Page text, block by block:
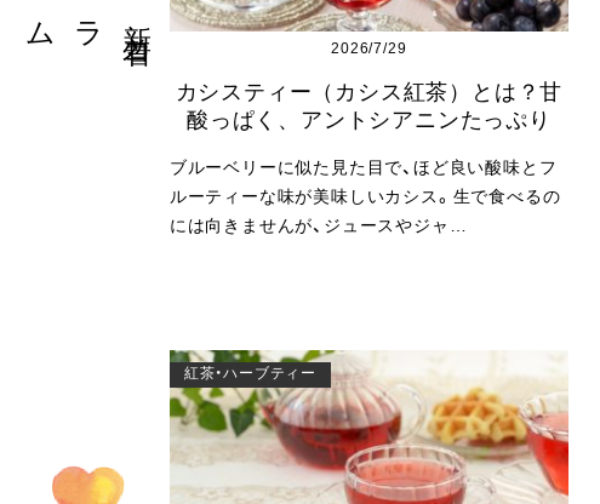
新
着
コ
ラム 2026/7/29
カシスティー（カシス紅茶）とは？甘
酸っぱく、アントシアニンたっぷり
ブルーベリーに似た見た目で、ほど良い酸味とフ
ルーティーな味が美味しいカシス。生で食べるの
には向きませんが、ジュースやジャ…
紅茶・ハーブティー